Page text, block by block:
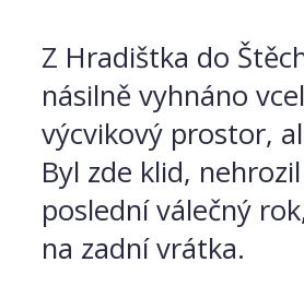
Z Hradištka do
násilně vyhnáno
výcvikový prostor,
Byl zde klid,
poslední válečný
na zadní vrátka.